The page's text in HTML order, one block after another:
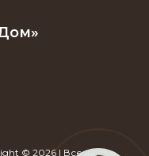
© 2026 | Все права